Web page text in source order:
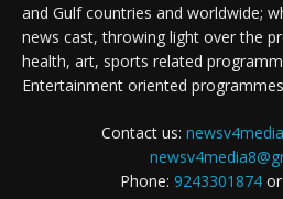
and Gulf countries and worldwide;
news cast, throwing light over the
health, art, sports related
Entertainment oriented
Contact us:
Phone: 9243301874or